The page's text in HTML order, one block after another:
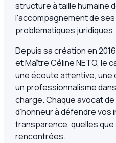
structure à taille humaine
l'accompagnement de
problématiques juridiques.
Depuis sa création en
et Maître Céline NETO, le
une écoute attentive, une
un professionnalisme
charge. Chaque avocat
d’honneur à défendre
transparence, quelles
rencontrées.